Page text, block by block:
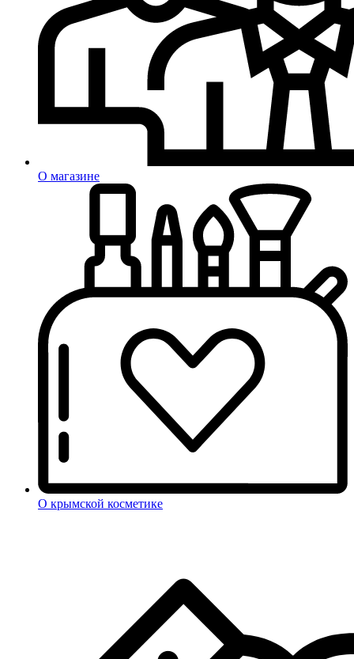
О магазине
О крымской косметике